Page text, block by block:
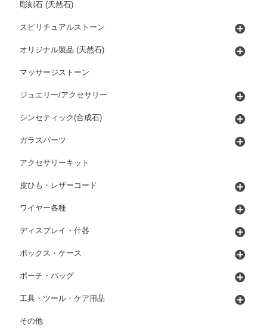
彫刻石 (天然石)
スピリチュアルストーン
オリジナル製品 (天然石)
マッサージストーン
ジュエリー/アクセサリー
シンセティック(合成石)
ガラスパーツ
アクセサリーキット
皮ひも・レザーコード
ワイヤー各種
ディスプレイ・什器
ボックス・ケース
ポーチ・バッグ
工具・ツール・ケア用品
その他